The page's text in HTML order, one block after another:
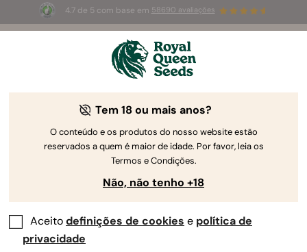
4.7 de 5 com base em 58690 avaliações
3 sementes White Widow Auto
Tem 18 ou mais anos?
O conteúdo e os produtos do nosso website estão
reservados a quem é maior de idade. Por favor, leia os
Termos e Condições.
Não, não tenho +18
Aceitodefinições de cookies e política de
privacidade